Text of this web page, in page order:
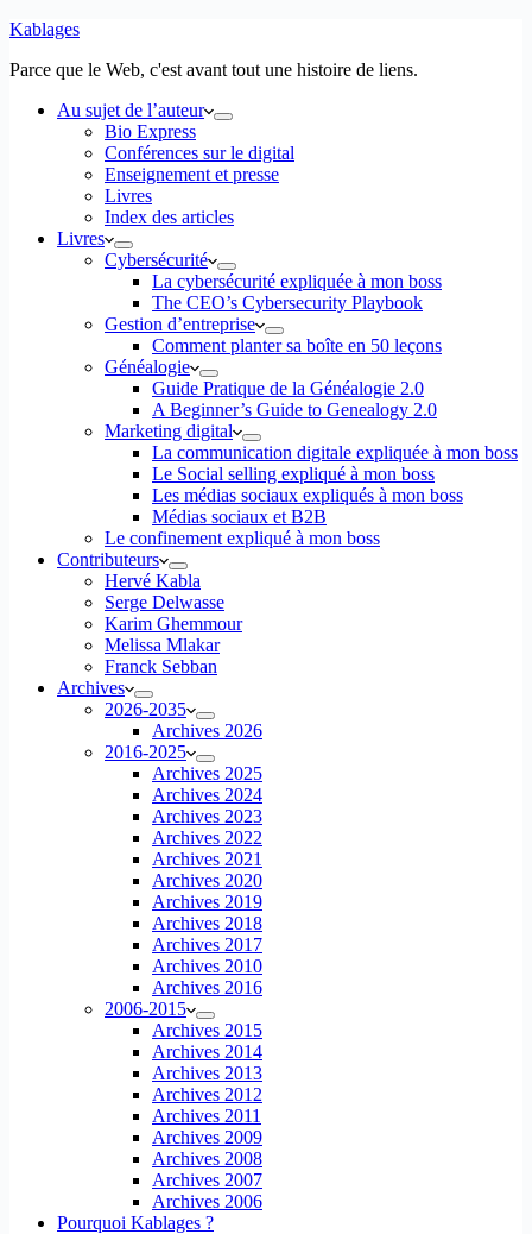
Kablages
Parce que le Web, c'est avant tout une histoire de liens.
Au sujet de l’auteur
Bio Express
Conférences sur le digital
Enseignement et presse
Livres
Index des articles
Livres
Cybersécurité
La cybersécurité expliquée à mon boss
The CEO’s Cybersecurity Playbook
Gestion d’entreprise
Comment planter sa boîte en 50 leçons
Généalogie
Guide Pratique de la Généalogie 2.0
A Beginner’s Guide to Genealogy 2.0
Marketing digital
La communication digitale expliquée à mon boss
Le Social selling expliqué à mon boss
Les médias sociaux expliqués à mon boss
Médias sociaux et B2B
Le confinement expliqué à mon boss
Contributeurs
Hervé Kabla
Serge Delwasse
Karim Ghemmour
Melissa Mlakar
Franck Sebban
Archives
2026-2035
Archives 2026
2016-2025
Archives 2025
Archives 2024
Archives 2023
Archives 2022
Archives 2021
Archives 2020
Archives 2019
Archives 2018
Archives 2017
Archives 2010
Archives 2016
2006-2015
Archives 2015
Archives 2014
Archives 2013
Archives 2012
Archives 2011
Archives 2009
Archives 2008
Archives 2007
Archives 2006
Pourquoi Kablages ?